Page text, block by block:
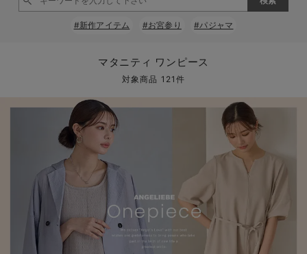
マタニティ ワンピース
マタニティ トップス
マタニティ アウター（コート）・ママコート
授乳ブラ・マタニティブラ（マタニティインナー・産後用品）
マタニティ 授乳 キャミソール
産褥ショーツ
骨盤・マタニティベルト （妊娠中・産後）
産後 ガードル インナー
マタニティ 腹巻き
マタニティ スーツ
マタニティ ドレス（結婚式・お呼ばれ）
マタニティ フォーマル パンツ・ボトムス
妊婦用 抱き枕・授乳クッション
マタニティストッキング・タイツ
【アウトレット】ワンピース
【アウトレット】パジャマ
【アウトレット】インナー
【アウトレット】ベビー
コットン素材
接触冷感素材
Tシャツブラ
ブラトップ
親子セット
再入荷｜インナー ワンピース
スカート
パジャマ
インナー
ベビー
MAX55%OFF ブラック
【37周年祭セール】
【15℃】3月下旬～
動きやすく着回しで
強撚スムース(コスパ
【おまとめ割】パジ
カジュアル
オフィス
ジャケット派
きれいめ美脚パンツ派
ツィード派
王道シンプル派
セットアップ派
マタニティパジャマ
【オフィスカジュア
レギンスタイプ
【フォーマル】ワン
【ベビー】長袖
ハンカチ
短肌着
セット
快適ウェア10%OFF
快適ウェア10%OFF
セットアップ・ レイ
ジャンパースカート/
ワーク・オフィス
カジュアル
フォーマル / オケー
あったかアイテム｜
〜3,000円（税込）
10,001円（税込）〜
女の子におススメの
男の子におススメの
もらって嬉しいギフト
かわいくておもしろ
薄くてあったか
保温&リカバリー
レギンス・タイツ
カップ付きインナー
あったか度◎
裏起毛素材
入院してすぐ使うグ
【冬のあったか特集
【冬のあったか特集
#新作アイテム #お宮参り #パジャマ
マタニティ ワンピース
対象商品 121件
閉じる